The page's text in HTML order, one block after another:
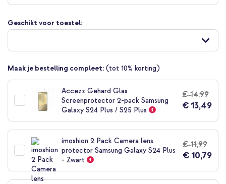
begin
de
Geschikt voor toestel:
Maak je bestelling compleet: (tot 10% korting)
Accezz Gehard Glas
Screenprotector 2-pack Samsung
Galaxy S24 Plus / S25 Plus
€ 14,99
€ 13,49
imoshion 2 Pack Camera lens
protector Samsung Galaxy S24 Plus
- Zwart
€ 11,99
€ 10,79